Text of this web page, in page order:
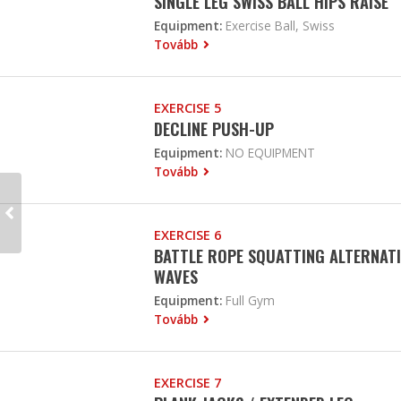
Equipment: Exercise Ball, Swiss
Tovább
EXERCISE 5
DECLINE PUSH-UP
Equipment: NO EQUIPMENT
Tovább
EXERCISE 6
BATTLE ROPE SQUATTING
WAVES
Equipment: Full Gym
Tovább
EXERCISE 7